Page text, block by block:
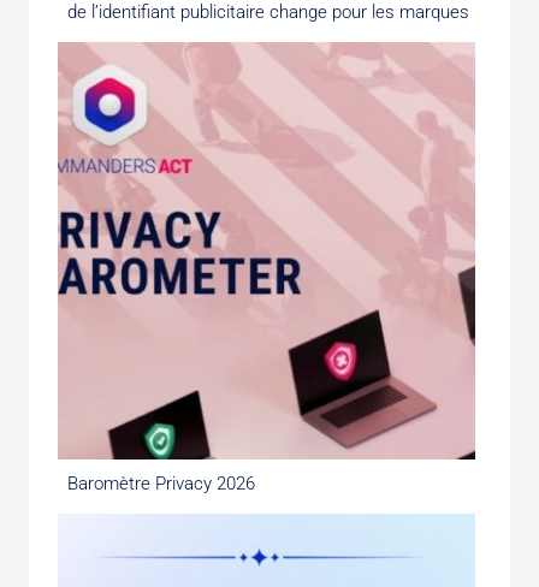
de l’identifiant publicitaire change pour les marques
Baromètre Privacy 2026